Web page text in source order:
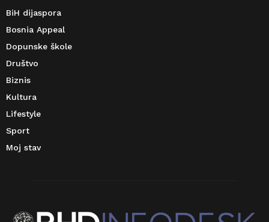
BiH dijaspora
Bosnia Appeal
Dopunske škole
Društvo
Biznis
Kultura
Lifestyle
Sport
Moj stav